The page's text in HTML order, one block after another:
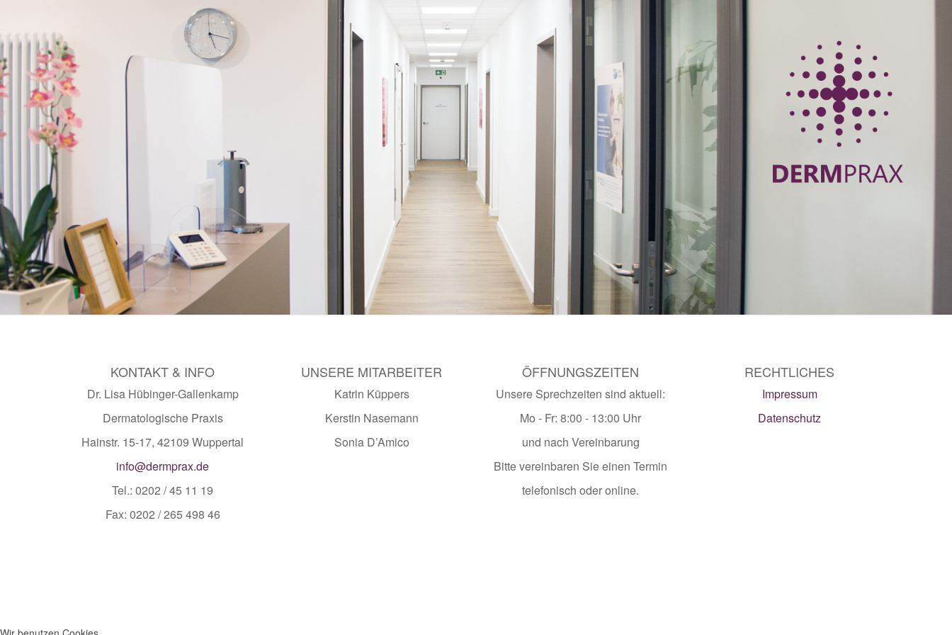
KONTAKT & INFO
Dr. Lisa Hübinger-Gallenkamp
Dermatologische Praxis
Hainstr. 15-17, 42109 Wuppertal
info@dermprax.de
Tel.: 0202 / 45 11 19
Fax: 0202 / 265 498 46
UNSERE MITARBEITER
Katrin Küppers
Kerstin Nasemann
Sonia D’Amico
ÖFFNUNGSZEITEN
Unsere Sprechzeiten sind aktuell:
Mo - Fr: 8:00 - 13:00 Uhr
und nach Vereinbarung
Bitte vereinbaren Sie einen Termin
telefonisch oder online.
RECHTLICHES
Impressum
Datenschutz